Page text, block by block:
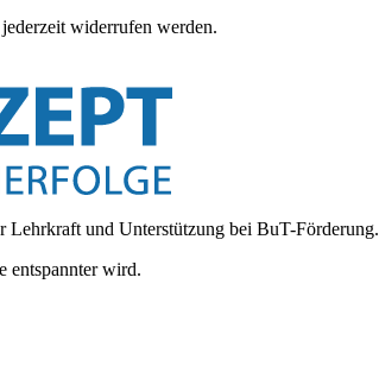
widerrufen werden.
Lehrkraft und Unterstützung bei BuT-Förderung.
entspannter wird.